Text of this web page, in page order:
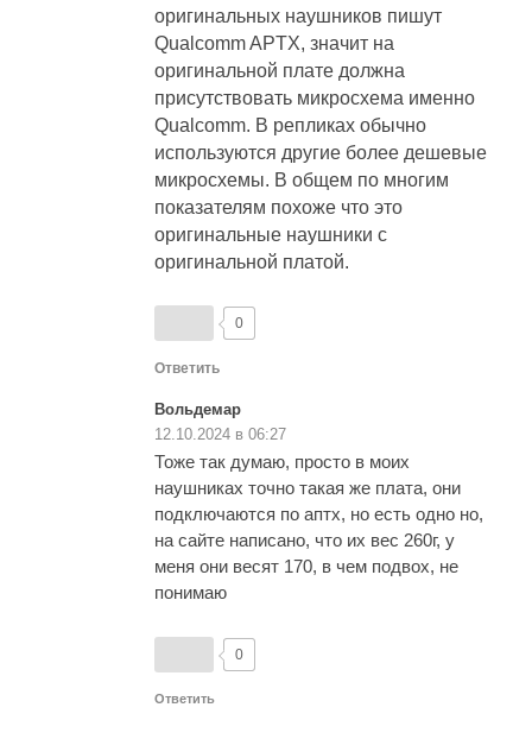
оригинальных наушников пишут
Qualcomm APTX, значит на
оригинальной плате должна
присутствовать микросхема именно
Qualcomm. В репликах обычно
используются другие более дешевые
микросхемы. В общем по многим
показателям похоже что это
оригинальные наушники с
оригинальной платой.
0
Ответить
Вольдемар
12.10.2024 в 06:27
Тоже так думаю, просто в моих
наушниках точно такая же плата, они
подключаются по аптх, но есть одно но,
на сайте написано, что их вес 260г, у
меня они весят 170, в чем подвох, не
понимаю
0
Ответить